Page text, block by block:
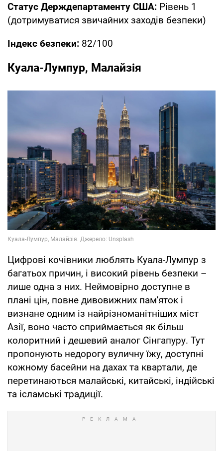
Статус Держдепартаменту США: Рівень 1
(дотримуватися звичайних заходів безпеки)
Індекс безпеки: 82/100
Куала-Лумпур, Малайзія
Цифрові кочівники люблять Куала-Лумпур з
багатьох причин, і високий рівень безпеки –
лише одна з них. Неймовірно доступне в
плані цін, повне дивовижних пам'яток і
визнане одним із найрізноманітніших міст
Азії, воно часто сприймається як більш
колоритний і дешевий аналог Сінгапуру. Тут
пропонують недорогу вуличну їжу, доступні
кожному басейни на дахах та квартали, де
перетинаються малайські, китайські, індійські
та ісламські традиції.